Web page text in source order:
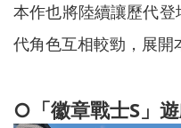
本作也將陸續讓歷代
代角色互相較勁，展開
○「徽章戰士S」